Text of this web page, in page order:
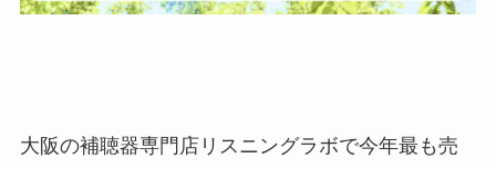
大阪の補聴器専門店リスニングラボで今年最も売